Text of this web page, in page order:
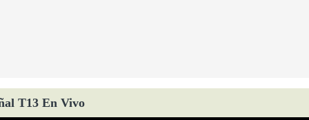
T13 En Vivo